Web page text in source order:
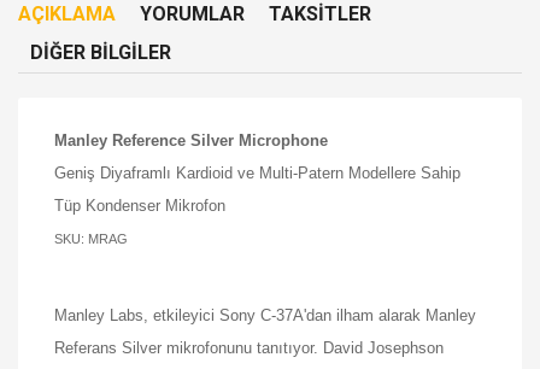
AÇIKLAMA YORUMLAR
TAKSITLER
DIĞER BILGILER
Manley Reference Silver Microphone
Geniş Diyaframlı Kardioid ve Multi-Patern Modellere Sahip
Tüp Kondenser Mikrofon
SKU: MRAG
Manley Labs, etkileyici Sony C-37A'dan ilham alarak Manley
Referans Silver mikrofonunu tanıtıyor. David Josephson